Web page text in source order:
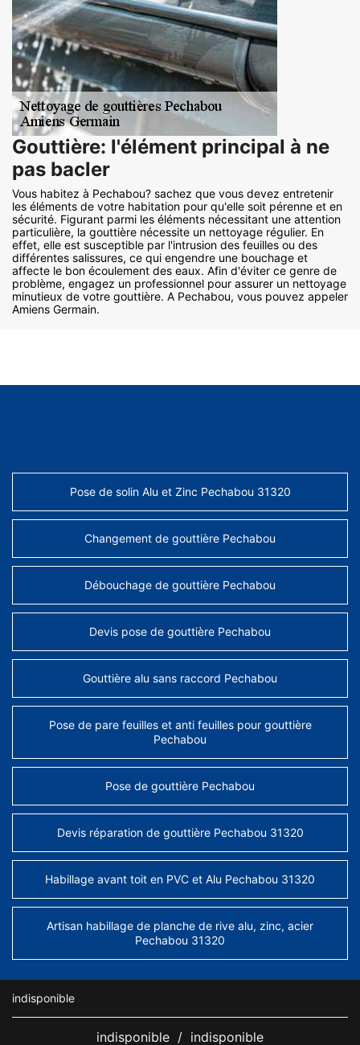
Gouttière: l'élément principal à ne
pas bacler
Vous habitez à Pechabou? sachez que vous devez entretenir
les éléments de votre habitation pour qu'elle soit pérenne et en
sécurité. Figurant parmi les éléments nécessitant une attention
particulière, la gouttière nécessite un nettoyage régulier. En
effet, elle est susceptible par l'intrusion des feuilles ou des
différentes salissures, ce qui engendre une bouchage et
affecte le bon écoulement des eaux. Afin d'éviter ce genre de
problème, engagez un professionnel pour assurer un nettoyage
minutieux de votre gouttière. A Pechabou, vous pouvez appeler
Amiens Germain.
Pose de solin Alu et Zinc Pechabou 31320
Changement de gouttière Pechabou
Débouchage de gouttière Pechabou
Devis pose de gouttière Pechabou
Gouttière alu sans raccord Pechabou
Pose de pare feuilles et anti feuilles pour gouttière
Pechabou
Pose de gouttière Pechabou
Devis réparation de gouttière Pechabou 31320
Habillage avant toit en PVC et Alu Pechabou 31320
Artisan habillage de planche de rive alu, zinc, acier
Pechabou 31320
indisponible
indisponible / indisponible